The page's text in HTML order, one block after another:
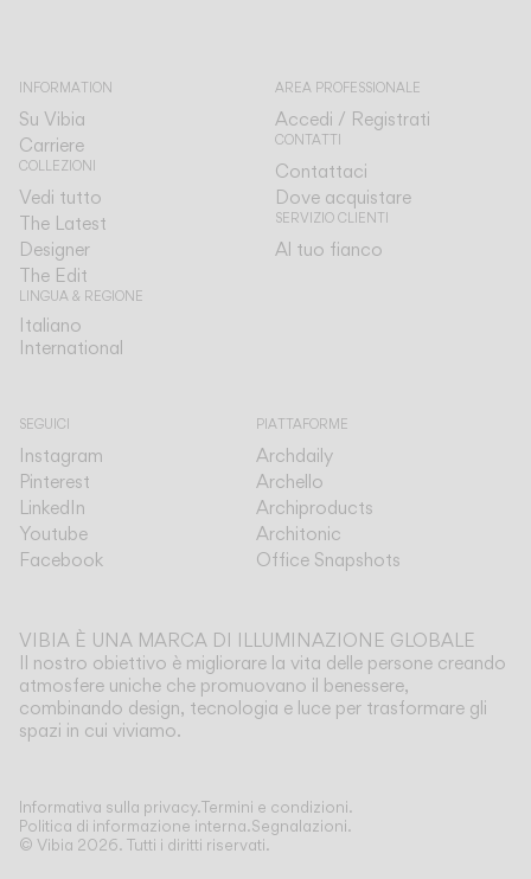
Applicazione Seleziona la tua Circus
INFORMATION
Su Vibia
Carriere
COLLEZIONI
Vedi tutto
The Latest
Designer
The Edit
LINGUA & REGIONE
Italiano
International
AREA PROFESSIONALE
Accedi / Registrati
CONTATTI
Contattaci
Dove acquistare
SERVIZIO CLIENTI
Al tuo fianco
SEGUICI
Instagram
Pinterest
LinkedIn
Youtube
Facebook
PIATTAFORME
Archdaily
Archello
Archiproducts
Architonic
Office Snapshots
VIBIA È UNA MARCA DI ILLUMINAZIONE GLOBALE
Il nostro obiettivo è migliorare la vita delle persone creando
atmosfere uniche che promuovano il benessere,
combinando design, tecnologia e luce per trasformare gli
spazi in cui viviamo.
Informativa sulla privacy.Termini e condizioni.
Politica di informazione interna.Segnalazioni.
© Vibia 2026. Tutti i diritti riservati.